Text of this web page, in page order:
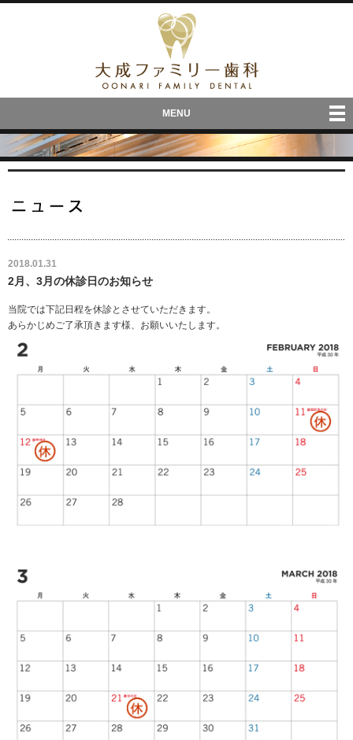
MENU
Skip
content
投
稿
2018.01.31
2月、3月の休診日のお知らせ
当院では下記日程を休診とさせていただきます。
あらかじめご了承頂きます様、お願いいたします。